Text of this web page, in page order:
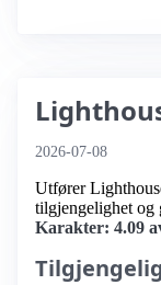
2026-07-08
Utfører
tilgjengelighet og
Karakter: 4.09